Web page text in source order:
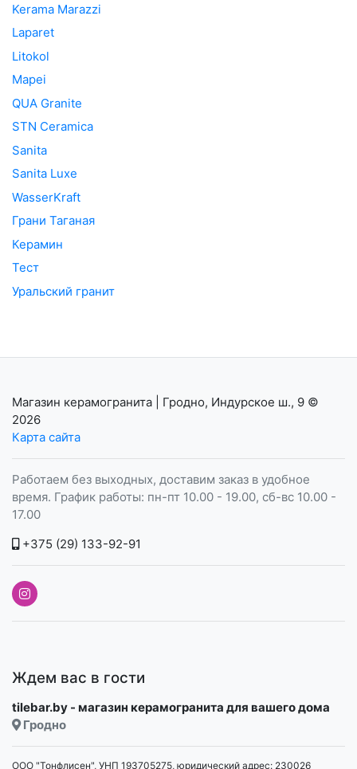
Kerama Marazzi
Laparet
Litokol
Mapei
QUA Granite
STN Ceramica
Sanita
Sanita Luxe
WasserKraft
Грани Таганая
Керамин
Тест
Уральский гранит
Магазин керамогранита | Гродно, Индурское ш., 9 ©
2026
Карта сайта
Работаем без выходных, доставим заказ в удобное
время. График работы: пн-пт 10.00 - 19.00, сб-вс 10.00 -
17.00
+375 (29) 133-92-91
Ждем вас в гости
tilebar.by - магазин керамогранита для вашего дома
Гродно
ООО "Тонфлисен", УНП 193705275, юридический адрес: 230026